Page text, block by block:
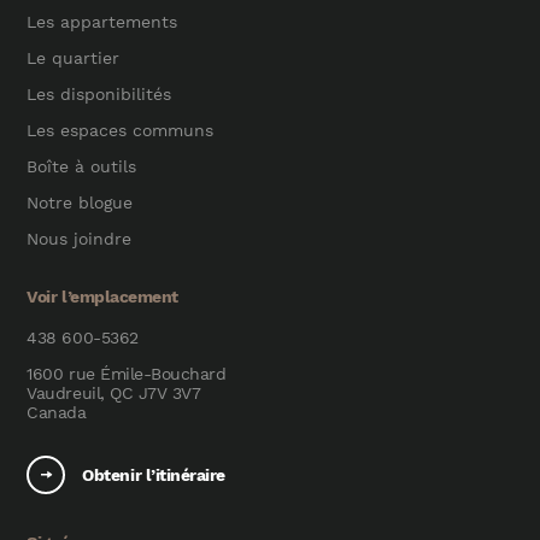
Les appartements
Le quartier
Les disponibilités
Les espaces communs
Boîte à outils
Notre blogue
Nous joindre
Voir l’emplacement
438 600-5362
1600 rue Émile-Bouchard
Vaudreuil, QC J7V 3V7
Canada
Obtenir l’itinéraire